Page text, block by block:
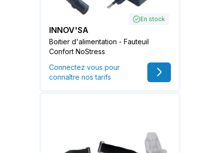
En stock
INNOV'SA
Boitier d'alimentation - Fauteuil
Confort NoStress
Connectez vous pour
connaître nos tarifs